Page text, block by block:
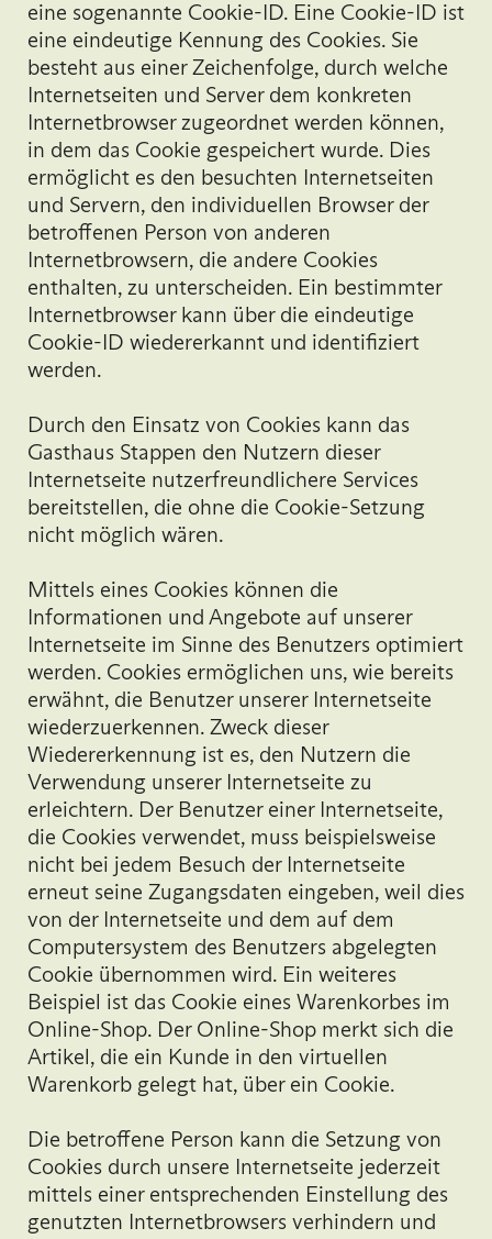
eine sogenannte Cookie-ID. Eine Cookie-ID ist
eine eindeutige Kennung des Cookies. Sie
besteht aus einer Zeichenfolge, durch welche
Internetseiten und Server dem konkreten
Internetbrowser zugeordnet werden können,
in dem das Cookie gespeichert wurde. Dies
ermöglicht es den besuchten Internetseiten
und Servern, den individuellen Browser der
betroffenen Person von anderen
Internetbrowsern, die andere Cookies
enthalten, zu unterscheiden. Ein bestimmter
Internetbrowser kann über die eindeutige
Cookie-ID wiedererkannt und identifiziert
werden.
Durch den Einsatz von Cookies kann das
Gasthaus Stappen den Nutzern dieser
Internetseite nutzerfreundlichere Services
bereitstellen, die ohne die Cookie-Setzung
nicht möglich wären.
Mittels eines Cookies können die
Informationen und Angebote auf unserer
Internetseite im Sinne des Benutzers optimiert
werden. Cookies ermöglichen uns, wie bereits
erwähnt, die Benutzer unserer Internetseite
wiederzuerkennen. Zweck dieser
Wiedererkennung ist es, den Nutzern die
Verwendung unserer Internetseite zu
erleichtern. Der Benutzer einer Internetseite,
die Cookies verwendet, muss beispielsweise
nicht bei jedem Besuch der Internetseite
erneut seine Zugangsdaten eingeben, weil dies
von der Internetseite und dem auf dem
Computersystem des Benutzers abgelegten
Cookie übernommen wird. Ein weiteres
Beispiel ist das Cookie eines Warenkorbes im
Online-Shop. Der Online-Shop merkt sich die
Artikel, die ein Kunde in den virtuellen
Warenkorb gelegt hat, über ein Cookie.
Die betroffene Person kann die Setzung von
Cookies durch unsere Internetseite jederzeit
mittels einer entsprechenden Einstellung des
genutzten Internetbrowsers verhindern und